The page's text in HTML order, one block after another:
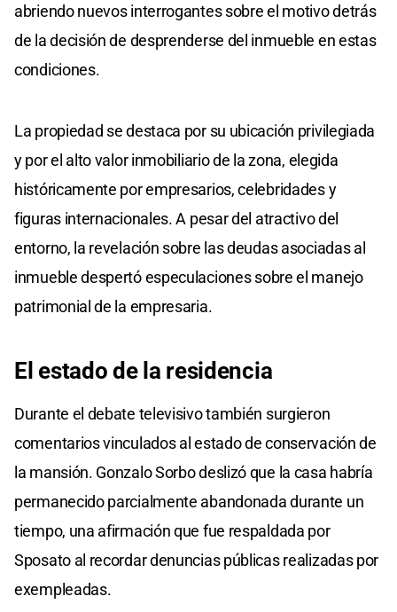
abriendo nuevos interrogantes sobre el motivo detrás
de la decisión de desprenderse del inmueble en estas
condiciones.
La propiedad se destaca por su ubicación privilegiada
y por el alto valor inmobiliario de la zona, elegida
históricamente por empresarios, celebridades y
figuras internacionales. A pesar del atractivo del
entorno, la revelación sobre las deudas asociadas al
inmueble despertó especulaciones sobre el manejo
patrimonial de la empresaria.
El estado de la residencia
Durante el debate televisivo también surgieron
comentarios vinculados al estado de conservación de
la mansión. Gonzalo Sorbo deslizó que la casa habría
permanecido parcialmente abandonada durante un
tiempo, una afirmación que fue respaldada por
Sposato al recordar denuncias públicas realizadas por
exempleadas.